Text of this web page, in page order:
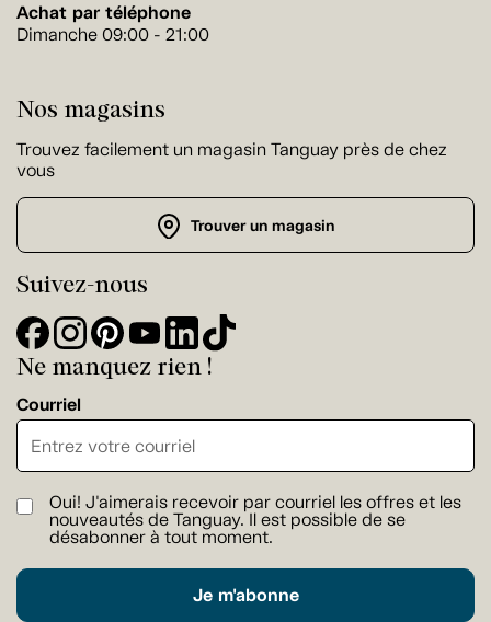
Achat par téléphone
Dimanche 09:00 - 21:00
Nos magasins
Trouvez facilement un magasin Tanguay près de chez
vous
Trouver un magasin
Suivez-nous
Ne manquez rien !
Courriel
Oui! J'aimerais recevoir par courriel les offres et les
nouveautés de Tanguay. Il est possible de se
désabonner à tout moment.
Je m'abonne